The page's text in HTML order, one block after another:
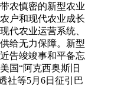
农慎密的新型农业
户和现代农业成长
代农业运营系统、
给无力保障。新型
告竣竣事和平备忘
国“阿克西奥斯旧
社等5月6日征引巴